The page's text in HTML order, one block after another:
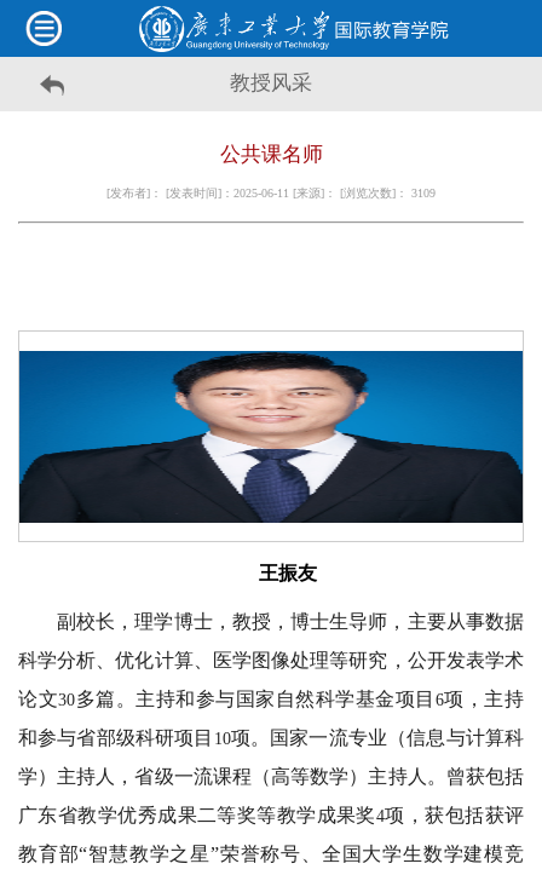
教授风采
公共课名师
[发布者]： [发表时间]：2025-06-11 [来源]： [浏览次数]： 3109
王振友
副校长，理学博士，教授，博士生导师，主要从事数据
科学分析、优化计算、医学图像处理等研究，公开发表学术
论文30多篇。主持和参与国家自然科学基金项目 6项，主持
和参与省部级科研项目 10项。国家一流专业（信息与计算科
学）主持人，省级一流课程（高等数学）主持人。曾获包括
广东省教学优秀成果二等奖等教学成果奖4项，获包括获评
教育部“智慧教学之星”荣誉称号、全国大学生数学建模竞